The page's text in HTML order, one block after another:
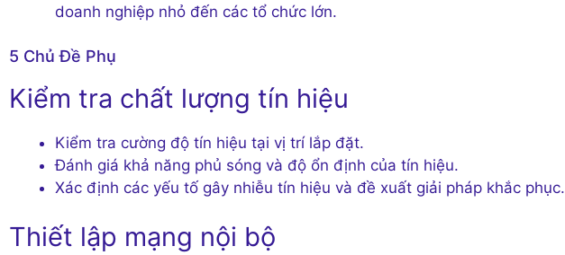
doanh nghiệp nhỏ đến các tổ chức lớn.
5 Chủ Đề Phụ
Kiểm tra chất lượng tín hiệu
Kiểm tra cường độ tín hiệu tại vị trí lắp đặt.
Đánh giá khả năng phủ sóng và độ ổn định của tín hiệu.
Xác định các yếu tố gây nhiễu tín hiệu và đề xuất giải pháp khắc phục.
Thiết lập mạng nội bộ